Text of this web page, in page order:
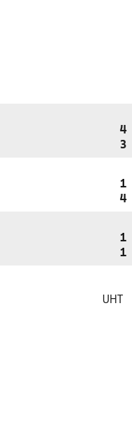
4
3
1
4
1
1
UHT